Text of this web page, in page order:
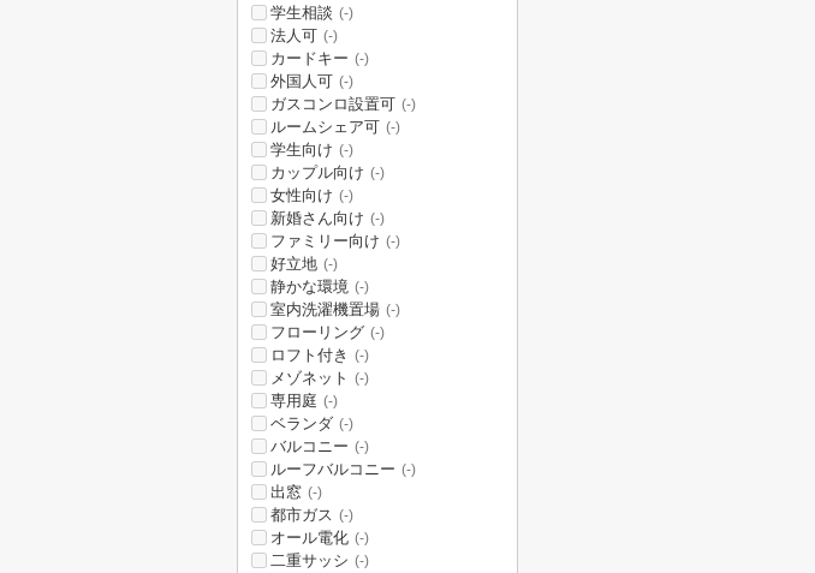
学生相談 (-)
法人可 (-)
カードキー (-)
外国人可 (-)
ガスコンロ設置可 (-)
ルームシェア可 (-)
学生向け (-)
カップル向け (-)
女性向け (-)
新婚さん向け (-)
ファミリー向け (-)
好立地 (-)
静かな環境 (-)
室内洗濯機置場 (-)
フローリング (-)
ロフト付き (-)
メゾネット (-)
専用庭 (-)
ベランダ (-)
バルコニー (-)
ルーフバルコニー (-)
出窓 (-)
都市ガス (-)
オール電化 (-)
二重サッシ (-)